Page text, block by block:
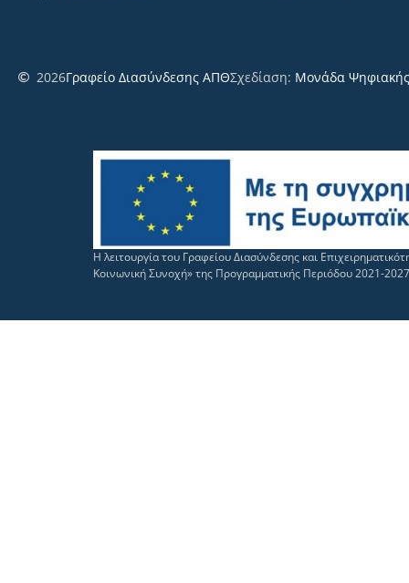
2026Γραφείο Διασύνδεσης ΑΠΘΣχεδίαση: Μονάδα
Η λειτουργία του Γραφείου Διασύνδεσης και
Κοινωνική Συνοχή» της Προγραμματικής Περιόδου 2021-2027